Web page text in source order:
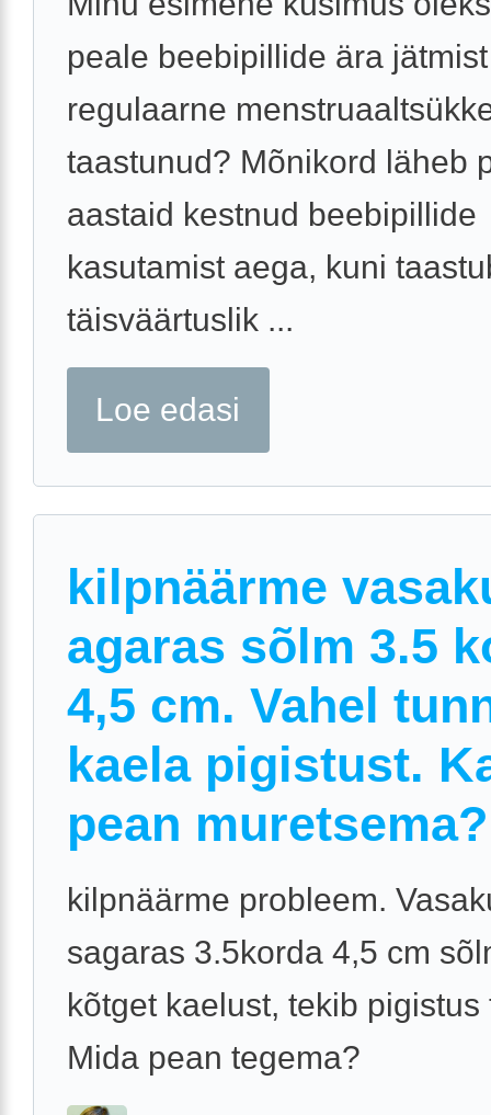
peale beebipillide ära
regulaarne
taastunud? Mõnikord läheb
aastaid kestnud beebipillide
kasutamist aega, kuni
täisväärtuslik ...
Loe edasi
kilpnäärme
agaras sõlm 3.5
4,5 cm. Vahel
kaela pigistust.
pean muretsema?
kilpnäärme probleem.
sagaras 3.5korda 4,5 cm
kõtget kaelust, tekib pigistus
Mida pean tegema?